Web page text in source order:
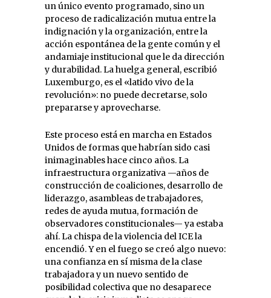
un único evento programado, sino un
proceso de radicalización mutua entre la
indignación y la organización, entre la
acción espontánea de la gente común y el
andamiaje institucional que le da dirección
y durabilidad. La huelga general, escribió
Luxemburgo, es el «latido vivo de la
revolución»: no puede decretarse, solo
prepararse y aprovecharse.
Este proceso está en marcha en Estados
Unidos de formas que habrían sido casi
inimaginables hace cinco años. La
infraestructura organizativa —años de
construcción de coaliciones, desarrollo de
liderazgo, asambleas de trabajadores,
redes de ayuda mutua, formación de
observadores constitucionales— ya estaba
ahí. La chispa de la violencia del ICE la
encendió. Y en el fuego se creó algo nuevo:
una confianza en sí misma de la clase
trabajadora y un nuevo sentido de
posibilidad colectiva que no desaparece